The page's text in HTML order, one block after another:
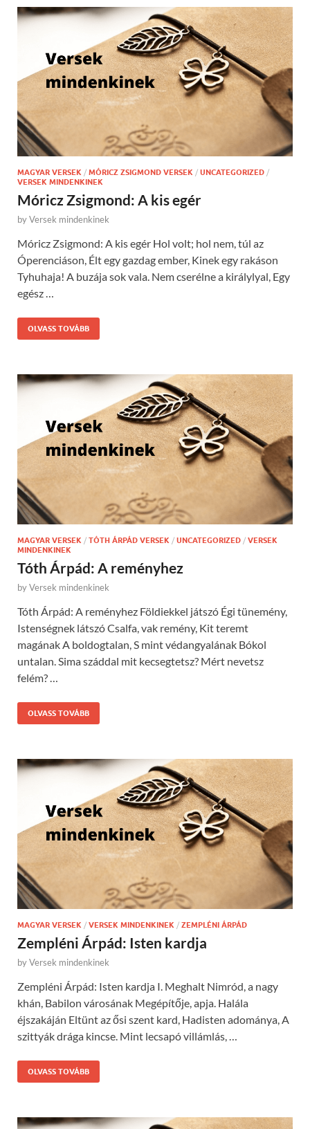
MAGYAR VERSEK / MÓRICZ ZSIGMOND VERSEK / UNCATEGORIZED /
VERSEK MINDENKINEK
Móricz Zsigmond: A kis egér
byVersek mindenkinek
Móricz Zsigmond: A kis egér Hol volt; hol nem, túl az
Óperenciáson, Élt egy gazdag ember, Kinek egy rakáson
Tyhuhaja! A buzája sok vala. Nem cserélne a királylyal, Egy
egész …
OLVASS TOVÁBB
MAGYAR VERSEK / TÓTH ÁRPÁD VERSEK / UNCATEGORIZED / VERSEK
MINDENKINEK
Tóth Árpád: A reményhez
byVersek mindenkinek
Tóth Árpád: A reményhez Földiekkel játszó Égi tünemény,
Istenségnek látszó Csalfa, vak remény, Kit teremt
magának A boldogtalan, S mint védangyalának Bókol
untalan. Sima száddal mit kecsegtetsz? Mért nevetsz
felém? …
OLVASS TOVÁBB
MAGYAR VERSEK / VERSEK MINDENKINEK / ZEMPLÉNI ÁRPÁD
Zempléni Árpád: Isten kardja
byVersek mindenkinek
Zempléni Árpád: Isten kardja I. Meghalt Nimród, a nagy
khán, Babilon városának Megépítője, apja. Halála
éjszakáján Eltünt az ősi szent kard, Hadisten adománya, A
szittyák drága kincse. Mint lecsapó villámlás, …
OLVASS TOVÁBB